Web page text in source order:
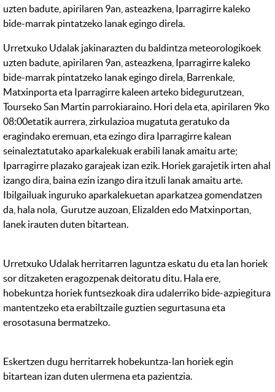
uzten badute, apirilaren 9an, asteazkena, Iparragirre kaleko
bide-marrak pintatzeko lanak egingo direla.
Urretxuko Udalak jakinarazten du baldintza meteorologikoek
uzten badute, apirilaren 9an, asteazkena, Iparragirre kaleko
bide-marrak pintatzeko lanak egingo direla, Barrenkale,
Matxinporta eta Iparragirre kaleen arteko bidegurutzean,
Tourseko San Martin parrokiaraino. Hori dela eta, apirilaren 9ko
08:00etatik aurrera, zirkulazioa mugatuta geratuko da
eragindako eremuan, eta ezingo dira Iparragirre kalean
seinaleztatutako aparkalekuak erabili lanak amaitu arte;
Iparragirre plazako garajeak izan ezik. Horiek garajetik irten ahal
izango dira, baina ezin izango dira itzuli lanak amaitu arte.
Ibilgailuak inguruko aparkalekuetan aparkatzea gomendatzen
da, hala nola, Gurutze auzoan, Elizalden edo Matxinportan,
lanek irauten duten bitartean.
Urretxuko Udalak herritarren laguntza eskatu du eta lan horiek
sor ditzaketen eragozpenak deitoratu ditu. Hala ere,
hobekuntza horiek funtsezkoak dira udalerriko bide-azpiegitura
mantentzeko eta erabiltzaile guztien segurtasuna eta
erosotasuna bermatzeko.
Eskertzen dugu herritarrek hobekuntza-lan horiek egin
bitartean izan duten ulermena eta pazientzia.